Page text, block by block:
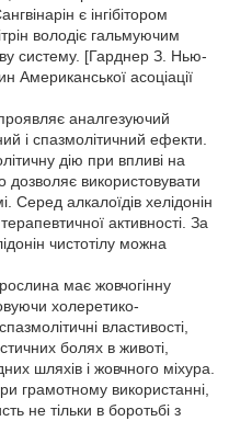
є інгібітором
володіє гальмуючим
систему. [Гарднер З. Нью-
Американської асоціації
аналгезуючий
і спазмолітичний ефекти.
дію при впливі на
дозволяє використовувати
Серед алкалоїдів хелідонін
активності. За
чистотілу можна
має жовчогінну
холеретико-
властивості,
болях в животі,
шляхів і жовчного міхура.
грамотному використанні,
не тільки в боротьбі з